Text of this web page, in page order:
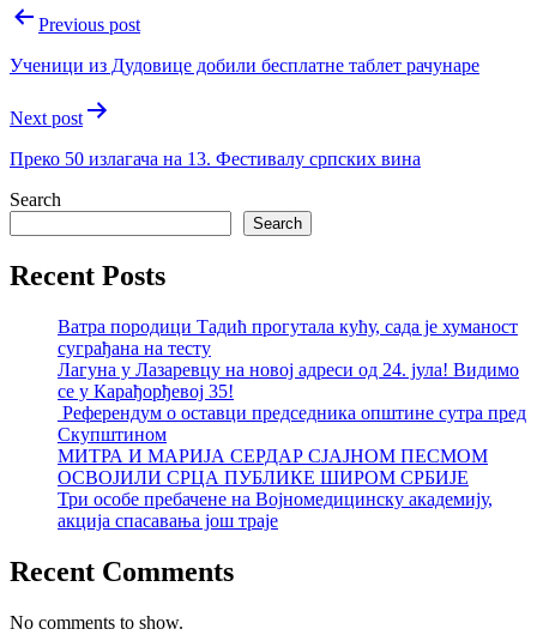
PostPrevious post
Ученици из Дудовице добили бесплатне таблет рачунаре
Next post
Преко 50 излагача на 13. Фестивалу српских вина
Search
Search
Recent Posts
Ватра породици Тадић прогутала кућу, сада је хуманост
суграђана на тесту
Лагуна у Лазаревцу на новој адреси од 24. јула! Видимо
се у Карађорђевој 35!
Референдум о оставци председника општине сутра пред
Скупштином
МИТРА И МАРИЈА СЕРДАР СЈАЈНОМ ПЕСМОМ
ОСВОЈИЛИ СРЦА ПУБЛИКЕ ШИРОМ СРБИЈЕ
Три особе пребачене на Војномедицинску академију,
акција спасавања још траје
Recent Comments
No comments to show.